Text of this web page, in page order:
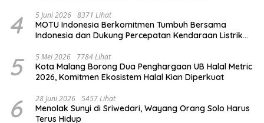
4 5 Juni 2026 8371 Lihat
MOTU Indonesia Berkomitmen Tumbuh Bersama
Indonesia dan Dukung Percepatan Kendaraan Listrik
5 5 Mei 2026 7784 Lihat
Kota Malang Borong Dua Penghargaan UB Halal Metric
2026, Komitmen Ekosistem Halal Kian Diperkuat
6 28 Juni 2026 5457 Lihat
Menolak Sunyi di Sriwedari, Wayang Orang Solo Harus
Terus Hidup